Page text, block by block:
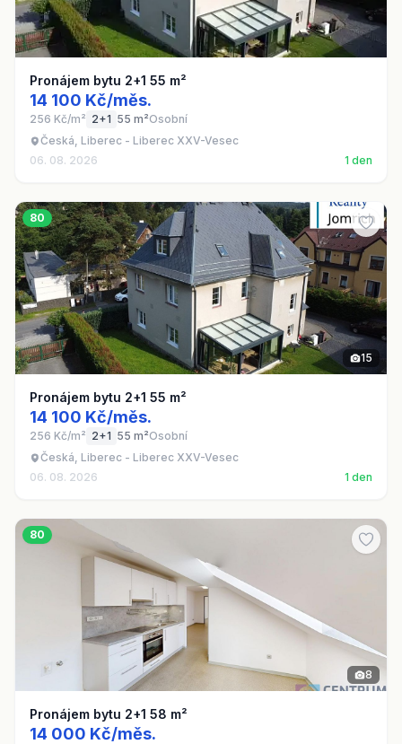
Pronájem bytu 2+1 55 m²
14 100 Kč/měs.
256 Kč/m² 2+1 55 m²Osobní
Česká, Liberec - Liberec XXV-Vesec
06. 08. 2026
1 den
80
15
Pronájem bytu 2+1 55 m²
14 100 Kč/měs.
256 Kč/m² 2+1 55 m²Osobní
Česká, Liberec - Liberec XXV-Vesec
06. 08. 2026
1 den
80
8
Pronájem bytu 2+1 58 m²
14 000 Kč/měs.